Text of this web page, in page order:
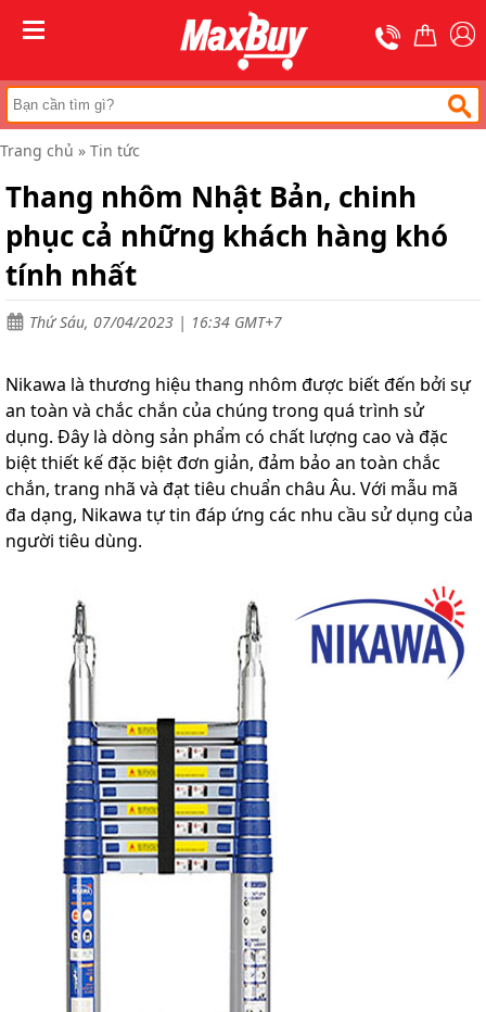
Trang
chủ
Thang
chữ
A
nhôm
rút
Thang
nhôm
cách
điện
Thang
Thang
nhôm
gấp
(
rút
lồng
)
Thang
Trang chủ » Tin tức
Thang nhôm Nhật Bản, chinh
phục cả những khách hàng khó
tính nhất
Thứ Sáu, 07/04/2023 | 16:34 GMT+7
Nikawa là thương hiệu thang nhôm được biết đến bởi sự
an toàn và chắc chắn của chúng trong quá trình sử
dụng. Đây là dòng sản phẩm có chất lượng cao và đặc
biệt thiết kế đặc biệt đơn giản, đảm bảo an toàn chắc
chắn, trang nhã và đạt tiêu chuẩn châu Âu. Với mẫu mã
đa dạng, Nikawa tự tin đáp ứng các nhu cầu sử dụng của
người tiêu dùng.